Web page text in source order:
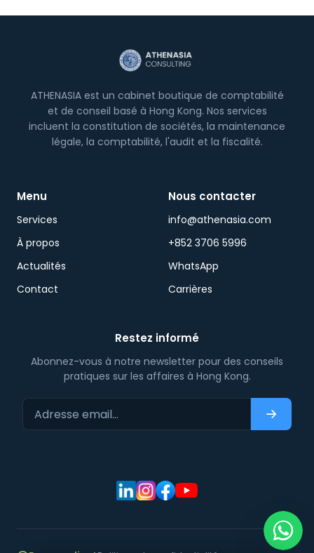
ATHENASIA est un cabinet boutique de comptabilité
et de conseil basé à Hong Kong. Nos services
incluent la constitution de sociétés, la maintenance
légale, la comptabilité, l'audit et la fiscalité.
Menu
Services
À propos
Actualités
Contact
Nous contacter
info@athenasia.com
+852 3706 5996
WhatsApp
Carrières
Restez informé
Abonnez-vous à notre newsletter pour des conseils
pratiques sur les affaires à Hong Kong.